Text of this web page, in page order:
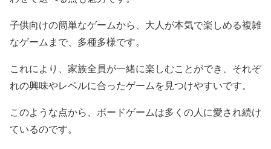
子供向けの簡単なゲームから、大人が本気で楽しめる複雑
なゲームまで、多種多様です。
これにより、家族全員が一緒に楽しむことができ、それぞ
れの興味やレベルに合ったゲームを見つけやすいです。
このような点から、ボードゲームは多くの人に愛され続け
ているのです。